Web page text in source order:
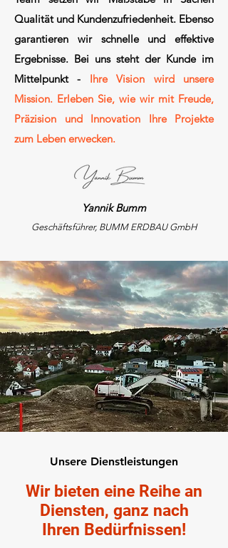
Qualität und Kundenzufriedenheit. Ebenso
garantieren wir schnelle und effektive
Ergebnisse. Bei uns steht der Kunde im
Mittelpunkt -
Ihre Vision wird unsere
Mission. Erleben Sie, wie wir mit Freude,
Präzision und Innovation Ihre Projekte
zum Leben erwecken.
Yannik Bumm
Geschäftsführer, BUMM ERDBAU GmbH
Unsere Dienstleistungen
Wir bieten eine Reihe an
Diensten, ganz nach
Ihren Bedürfnissen!